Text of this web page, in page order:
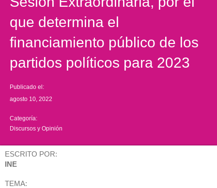
que determina el
financiamiento público de los
partidos políticos para 2023
Publicado el:
agosto 10, 2022
Categoría:
Discursos y Opinión
ESCRITO POR:
INE
TEMA: